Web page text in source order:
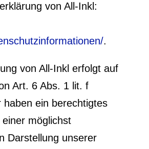
von All-Inkl:
.
von All-Inkl erfolgt auf
Art. 6 Abs. 1 lit. f
haben ein berechtigtes
möglichst
Darstellung unserer